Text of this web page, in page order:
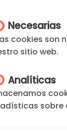
meses en
Necesarias
cookies son
sitio web.
Analíticas
sobre